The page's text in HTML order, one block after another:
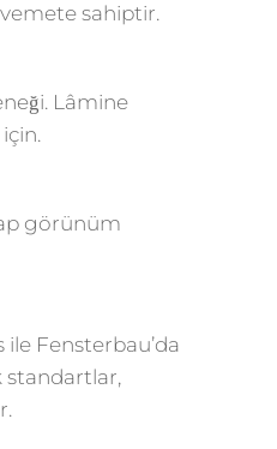
sahiptir.
Lâmine
görünüm
ile Fensterbau’da
standartlar,